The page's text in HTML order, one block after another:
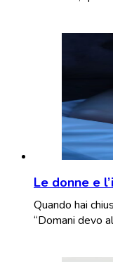
Le donne e
Quando hai
“Domani devo